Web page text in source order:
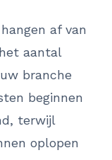
af van
aantal
branche
beginnen
terwijl
oplopen